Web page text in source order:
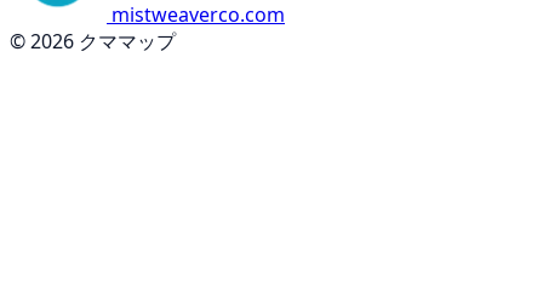
mistweaverco.com
© 2026 クママップ